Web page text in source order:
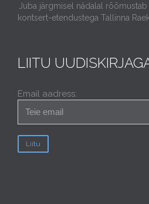
Juba järgmisel nädalal
kontsert-etendustega Tallinna
LIITU
Email aadress: